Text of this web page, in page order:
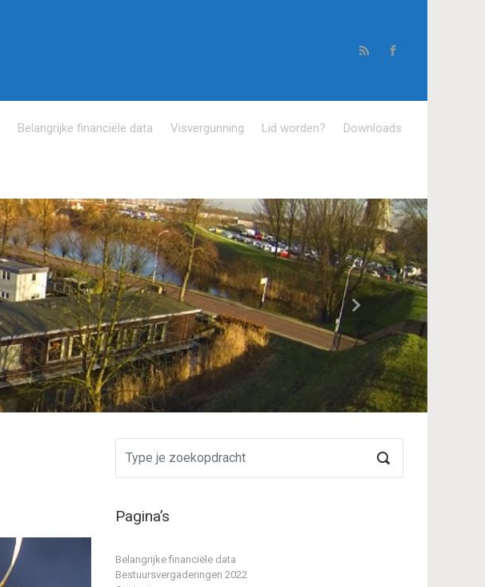
Belangrijke financiële data Visvergunning Lid worden? Downloads
Volgende
Pagina’s
Belangrijke financiële data
Bestuursvergaderingen 2022